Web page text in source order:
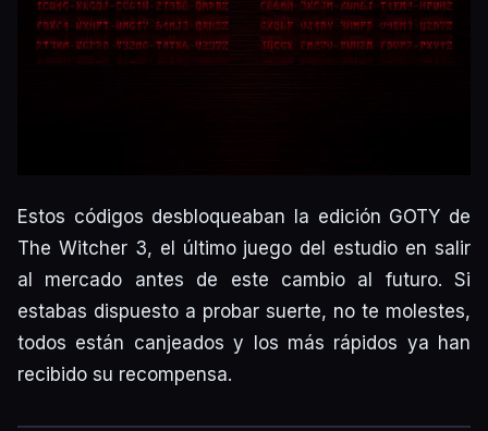
Estos códigos desbloqueaban la edición GOTY de
The Witcher 3, el último juego del estudio en salir
al mercado antes de este cambio al futuro. Si
estabas dispuesto a probar suerte, no te molestes,
todos están canjeados y los más rápidos ya han
recibido su recompensa.